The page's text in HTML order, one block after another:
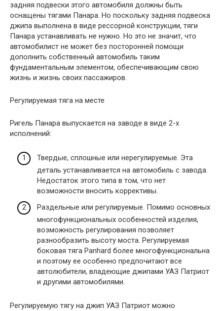
задняя подвески этого автомобиля должны быть
оснащены тягами Панара. Но поскольку задняя подвеска
джипа выполнена в виде рессорной конструкции, тяги
Панара устанавливать не нужно. Но это не значит, что
автомобилист не может без посторонней помощи
дополнить собственный автомобиль таким
фундаментальным элементом, обеспечивающим свою
жизнь и жизнь своих пассажиров.
Регулируемая тяга на месте
Ригель Панара выпускается на заводе в виде 2-х
исполнений:
Твердые, сплошные или нерегулируемые. Эта
деталь устанавливается на автомобиль с завода.
Недостаток этого типа в том, что нет
возможности вносить коррективы.
Раздельные или регулируемые. Помимо основных
многофункциональных особенностей изделия,
возможность регулирования позволяет
разнообразить высоту моста. Регулируемая
боковая тяга Panhard более многофункциональна
и поэтому ее особенно предпочитают все
автолюбители, владеющие джипами УАЗ Патриот
и другими автомобилями.
Регулируемую тягу на джип УАЗ Патриот можно